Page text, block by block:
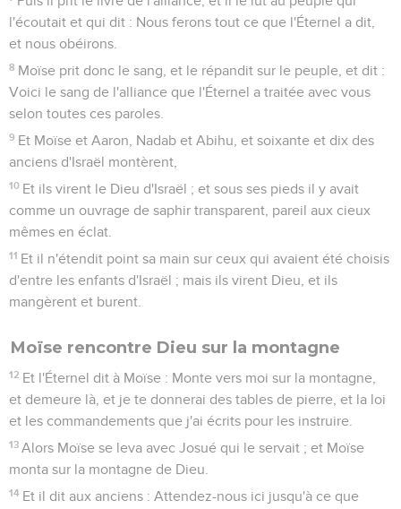
l'écoutait et qui dit : Nous ferons tout ce que l'Éternel a dit,
et nous obéirons.
8 Moïse prit donc le sang, et le répandit sur le peuple, et dit :
Voici le sang de l'alliance que l'Éternel a traitée avec vous
selon toutes ces paroles.
9 Et Moïse et Aaron, Nadab et Abihu, et soixante et dix des
anciens d'Israël montèrent,
10 Et ils virent le Dieu d'Israël ; et sous ses pieds il y avait
comme un ouvrage de saphir transparent, pareil aux cieux
mêmes en éclat.
11 Et il n'étendit point sa main sur ceux qui avaient été choisis
d'entre les enfants d'Israël ; mais ils virent Dieu, et ils
mangèrent et burent.
Moïse rencontre Dieu sur la montagne
12 Et l'Éternel dit à Moïse : Monte vers moi sur la montagne,
et demeure là, et je te donnerai des tables de pierre, et la loi
et les commandements que j'ai écrits pour les instruire.
13 Alors Moïse se leva avec Josué qui le servait ; et Moïse
monta sur la montagne de Dieu.
14 Et il dit aux anciens : Attendez-nous ici jusqu'à ce que